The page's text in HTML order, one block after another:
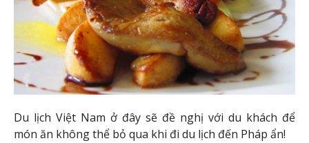
Du lịch Việt Nam ở đây sẽ đề nghị với du khách để
món ăn không thể bỏ qua khi đi du lịch đến Pháp ẩn!